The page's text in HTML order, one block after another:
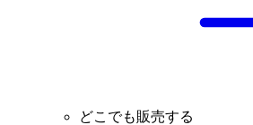
どこでも販売する